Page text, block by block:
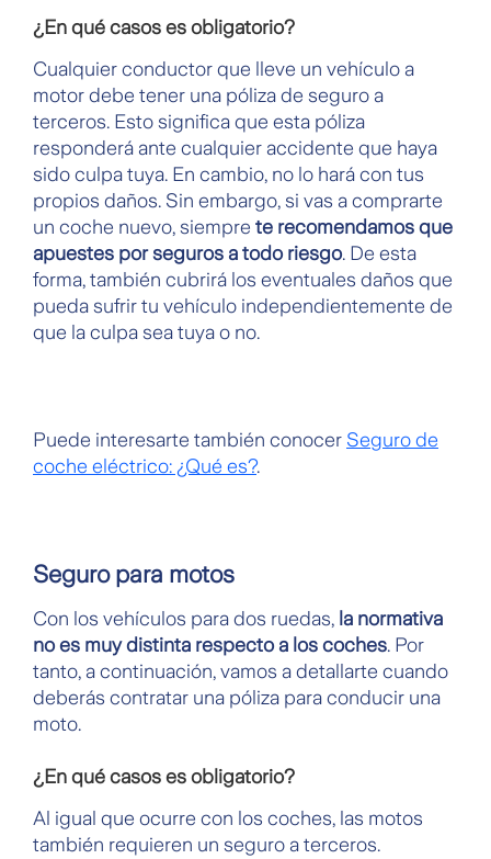
¿En qué casos es obligatorio?
Cualquier conductor que lleve un vehículo a
motor debe tener una póliza de seguro a
terceros. Esto significa que esta póliza
responderá ante cualquier accidente que haya
sido culpa tuya. En cambio, no lo hará con tus
propios daños. Sin embargo, si vas a comprarte
un coche nuevo, siempre te recomendamos que
apuestes por seguros a todo riesgo. De esta
forma, también cubrirá los eventuales daños que
pueda sufrir tu vehículo independientemente de
que la culpa sea tuya o no.
Puede interesarte también conocer Seguro de
coche eléctrico: ¿Qué es?.
Seguro para motos
Con los vehículos para dos ruedas, la normativa
no es muy distinta respecto a los coches. Por
tanto, a continuación, vamos a detallarte cuando
deberás contratar una póliza para conducir una
moto.
¿En qué casos es obligatorio?
Al igual que ocurre con los coches, las motos
también requieren un seguro a terceros.